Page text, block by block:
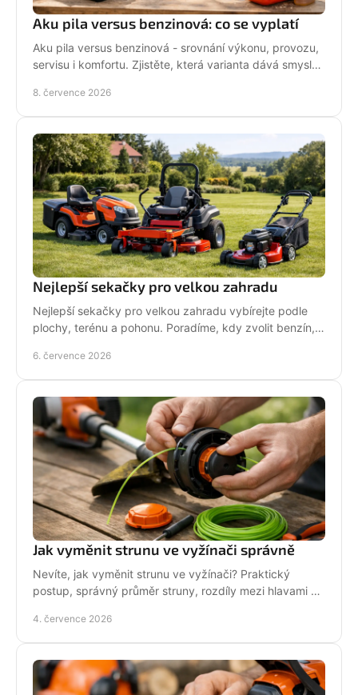
Aku pila versus benzinová: co se vyplatí
Aku pila versus benzinová - srovnání výkonu, provozu,
servisu i komfortu. Zjistěte, která varianta dává smysl
8. července 2026
Nejlepší sekačky pro velkou zahradu
Nejlepší sekačky pro velkou zahradu vybírejte podle
plochy, terénu a pohonu. Poradíme, kdy zvolit benzín,
6. července 2026
Jak vyměnit strunu ve vyžínači správně
Nevíte, jak vyměnit strunu ve vyžínači? Praktický
postup, správný průměr struny, rozdíly mezi hlavami a
4. července 2026